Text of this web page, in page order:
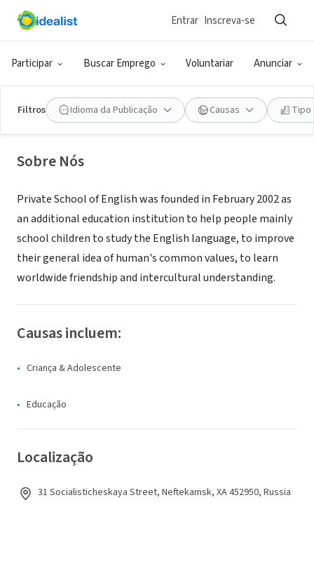
Participar Buscar Emprego Voluntariar Anunciar
Entrar Inscreva-se
Filtros Idioma da Publicação Causas Tipo
ONG (SETOR SOCIAL)
Private School of English in
Bashkortostan, Russia
Neftekamsk, XA, Rússia
Sobre Nós
Private School of English was founded in February 2002 as
an additional education institution to help people mainly
school children to study the English language, to improve
their general idea of human's common values, to learn
worldwide friendship and intercultural understanding.
Causas incluem:
Criança & Adolescente
Educação
Localização
31 Socialisticheskaya Street, Neftekamsk, XA 452950, Russia